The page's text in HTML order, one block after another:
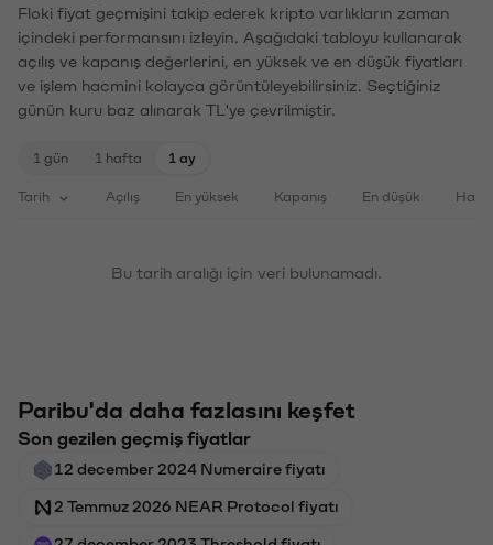
Floki fiyat geçmişini takip ederek kripto varlıkların zaman
içindeki performansını izleyin. Aşağıdaki tabloyu kullanarak
açılış ve kapanış değerlerini, en yüksek ve en düşük fiyatları
ve işlem hacmini kolayca görüntüleyebilirsiniz. Seçtiğiniz
günün kuru baz alınarak TL'ye çevrilmiştir.
1 gün 1 hafta 1 ay
Tarih Açılış En yüksek Kapanış En düşük
Bu tarih aralığı için veri bulunamadı.
Paribu'da daha fazlasını keşfet
Son gezilen geçmiş fiyatlar
12 december 2024 Numeraire fiyatı
2 Temmuz 2026 NEAR Protocol fiyatı